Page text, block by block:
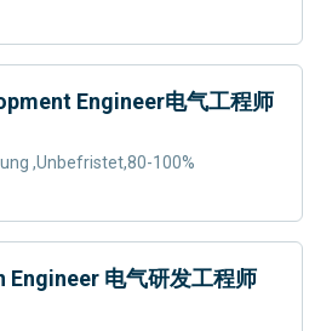
Engineer电气工程师
,Unbefristet,80-100%
Engineer 电气研发工程师